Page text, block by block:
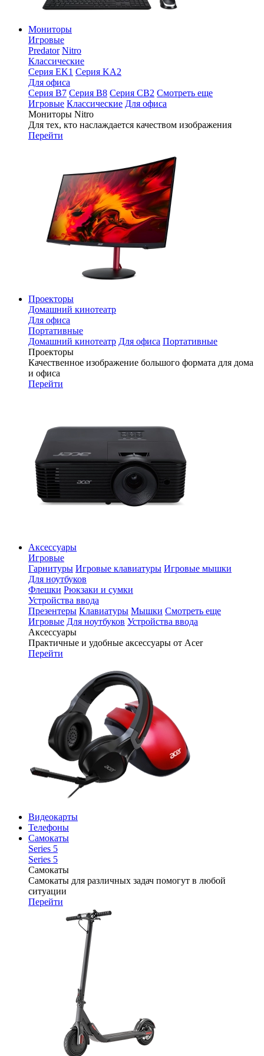
Мониторы
Игровые
Predator Nitro
Классические
Серия EK1 Серия KA2
Для офиса
Серия B7 Серия B8 Серия CB2 Смотреть еще
Игровые Классические Для офиса
Мониторы Nitro
Для тех, кто наслаждается качеством изображения
Перейти
Проекторы
Домашний кинотеатр
Для офиса
Портативные
Домашний кинотеатр Для офиса Портативные
Проекторы
Качественное изображение большого формата для дома
и офиса
Перейти
Аксессуары
Игровые
Гарнитуры Игровые клавиатуры Игровые мышки
Для ноутбуков
Флешки Рюкзаки и сумки
Устройства ввода
Презентеры Клавиатуры Мышки Смотреть еще
Игровые Для ноутбуков Устройства ввода
Аксессуары
Практичные и удобные аксессуары от Acer
Перейти
Видеокарты
Телефоны
Самокаты
Series 5
Series 5
Самокаты
Самокаты для различных задач помогут в любой
ситуации
Перейти